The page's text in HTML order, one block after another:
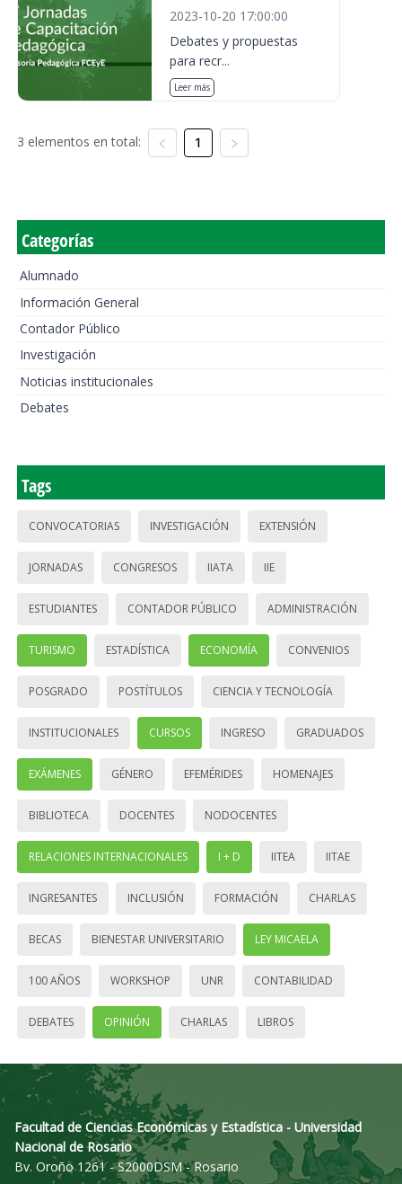
2023-10-20 17:00:00
Debates y propuestas
para recr...
Leer más
3 elementos en total: 1
Categorías
Alumnado
Información General
Contador Público
Investigación
Noticias institucionales
Debates
Tags
CONVOCATORIAS INVESTIGACIÓN EXTENSIÓN
JORNADAS CONGRESOS IIATA IIE
ESTUDIANTES CONTADOR PÚBLICO ADMINISTRACIÓN
TURISMO ESTADÍSTICA ECONOMÍA CONVENIOS
POSGRADO POSTÍTULOS CIENCIA Y TECNOLOGÍA
INSTITUCIONALES CURSOS INGRESO GRADUADOS
EXÁMENES GÉNERO EFEMÉRIDES HOMENAJES
BIBLIOTECA DOCENTES NODOCENTES
RELACIONES INTERNACIONALES I + D IITEA IITAE
INGRESANTES INCLUSIÓN FORMACIÓN CHARLAS
BECAS BIENESTAR UNIVERSITARIO LEY MICAELA
100 AÑOS WORKSHOP UNR CONTABILIDAD
DEBATES OPINIÓN CHARLAS LIBROS
Facultad de Ciencias Económicas y Estadística - Universidad
Nacional de Rosario
Bv. Oroño 1261 - S2000DSM - Rosario